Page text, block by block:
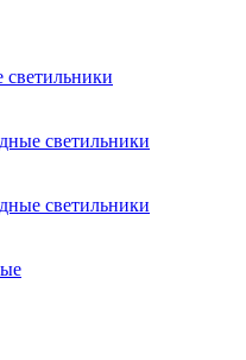
светильники
светильники